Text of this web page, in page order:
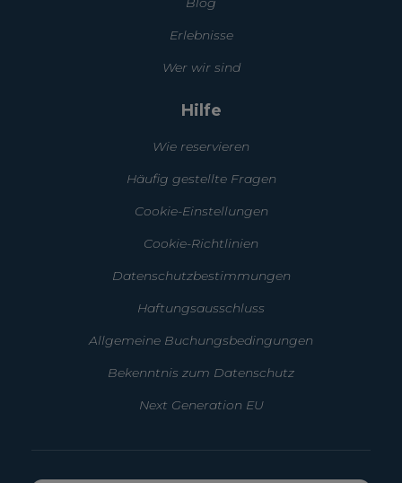
Erlebnisse
Wer wir sind
Hilfe
Wie reservieren
Häufig gestellte Fragen
Cookie-Einstellungen
Cookie-Richtlinien
Datenschutzbestimmungen
Haftungsausschluss
Allgemeine Buchungsbedingungen
Bekenntnis zum Datenschutz
Next Generation EU